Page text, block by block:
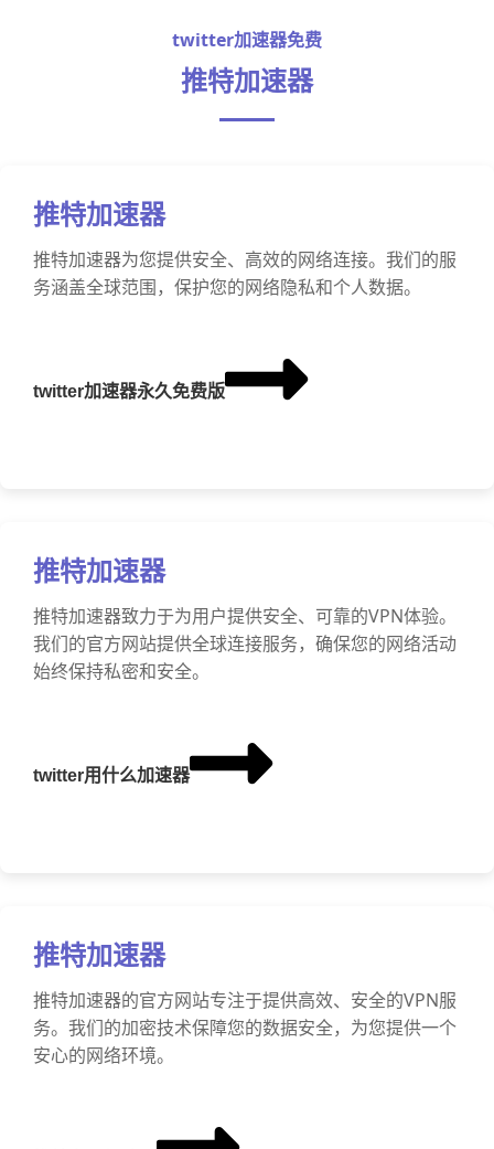
twitter加速器免费
推特加速器
推特加速器
推特加速器为您提供安全、高效的网络连接。我们的服
务涵盖全球范围，保护您的网络隐私和个人数据。
twitter加速器永久免费版
推特加速器
推特加速器致力于为用户提供安全、可靠的VPN体验。
我们的官方网站提供全球连接服务，确保您的网络活动
始终保持私密和安全。
twitter用什么加速器
推特加速器
推特加速器的官方网站专注于提供高效、安全的VPN服
务。我们的加密技术保障您的数据安全，为您提供一个
安心的网络环境。